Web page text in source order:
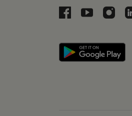
Libri aLibri aLibri